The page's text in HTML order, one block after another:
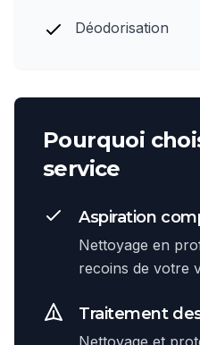
Déodorisation
Pourquoi
service
Aspiration
Nettoyage en
recoins de votre
Traitement
Nettoyage et